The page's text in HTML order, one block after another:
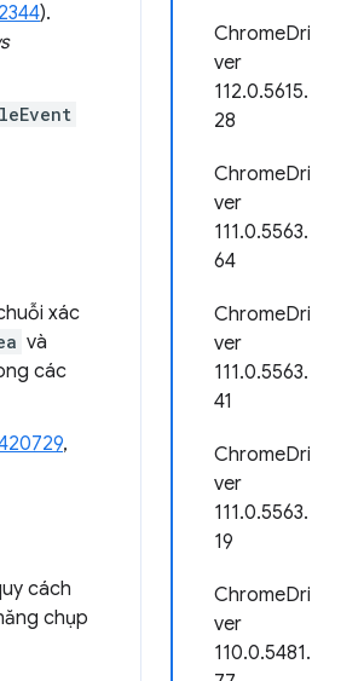
ChromeDri
ver
112.0.5615.
28
ChromeDri
ver
111.0.5563.
64
ChromeDri
ver
111.0.5563.
41
ChromeDri
ver
111.0.5563.
19
ChromeDri
ver
110.0.5481.
).
xác
và
các
,
cách
chụp